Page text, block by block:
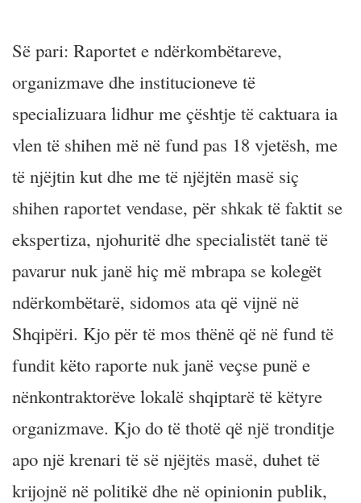
Së pari: Raportet e ndërkombëtareve,
organizmave dhe institucioneve të
specializuara lidhur me çështje të caktuara ia
vlen të shihen më në fund pas 18 vjetësh, me
të njëjtin kut dhe me të njëjtën masë siç
shihen raportet vendase, për shkak të faktit se
ekspertiza, njohuritë dhe specialistët tanë të
pavarur nuk janë hiç më mbrapa se kolegët
ndërkombëtarë, sidomos ata që vijnë në
Shqipëri. Kjo për të mos thënë që në fund të
fundit këto raporte nuk janë veçse punë e
nënkontraktorëve lokalë shqiptarë të këtyre
organizmave. Kjo do të thotë që një tronditje
apo një krenari të së njëjtës masë, duhet të
krijojnë në politikë dhe në opinionin publik,